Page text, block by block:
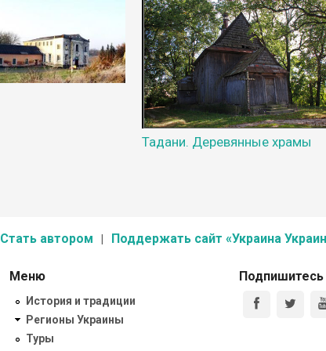
Тадани. Деревянные храмы
Стать автором Поддержать сайт «Украина
Меню
История и традиции
Регионы Украины
Туры
Подпишитесь